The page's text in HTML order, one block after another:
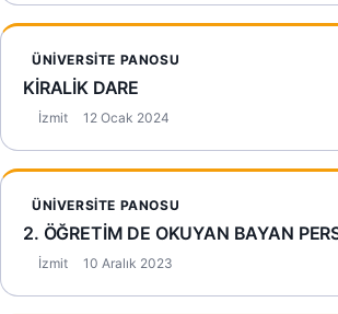
ÜNIVERSITE PANOSU
KİRALİK DARE
İzmit 12 Ocak 2024
ÜNIVERSITE PANOSU
2. ÖĞRETİM DE OKUYAN BAYAN
İzmit 10 Aralık 2023